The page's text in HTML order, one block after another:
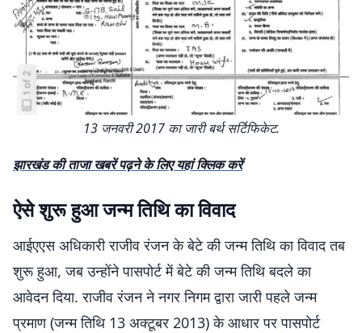
13 जनवरी 2017 का जारी बर्थ सर्टिफिकेट.
झारखंड की ताजा खबरें पढ़ने के लिए यहां क्लिक करें
ऐसे शुरू हुआ जन्म तिथि का विवाद
आईएएस अधिकारी राजीव रंजन के बेटे की जन्म तिथि का विवाद तब
शुरू हुआ, जब उन्होंने पासपोर्ट में बेटे की जन्म तिथि बदले का
आवेदन दिया. राजीव रंजन ने नगर निगम द्वारा जारी पहले जन्म
प्रमाण (जन्म तिथि 13 अक्टूबर 2013) के आधार पर पासपोर्ट